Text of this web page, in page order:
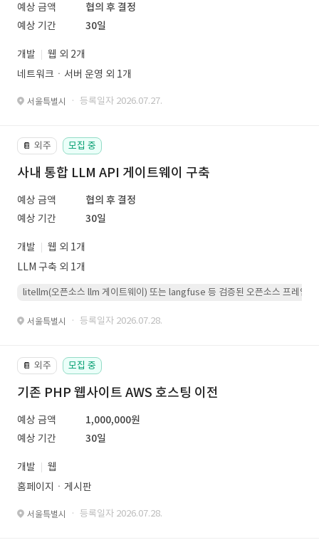
예상 금액
협의 후 결정
예상 기간
30일
개발
웹 외 2개
네트워크ㆍ서버 운영 외 1개
서울특별시 · 등록일자 2026.07.27.
📔 외주 모집 중
사내 통합 LLM API 게이트웨이 구축
예상 금액
협의 후 결정
예상 기간
30일
개발
웹 외 1개
LLM 구축 외 1개
litellm(오픈소스 llm 게이트웨이) 또는 langfuse 등 검증된 오픈소스 프레임워
서울특별시 · 등록일자 2026.07.28.
📔 외주 모집 중
기존 PHP 웹사이트 AWS 호스팅 이전
예상 금액
1,000,000원
예상 기간
30일
개발
웹
홈페이지ㆍ게시판
서울특별시 · 등록일자 2026.07.28.